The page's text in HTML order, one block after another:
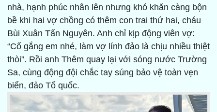
nhà, hạnh phúc nhân lên nhưng khó khăn càng bộn
bề khi hai vợ chồng có thêm con trai thứ hai, cháu
Bùi Xuân Tấn Nguyên. Anh chỉ kịp động viên vợ:
“Cố gắng em nhé, làm vợ lính đảo là chịu nhiều thiệt
thòi”. Rồi anh Thêm quay lại với sóng nước Trường
Sa, cùng động đội chắc tay súng bảo vệ toàn vẹn
biển, đảo Tổ quốc.